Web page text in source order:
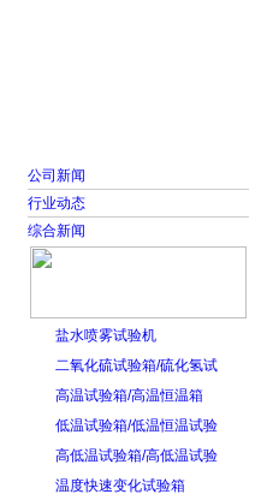
公司新闻
行业动态
综合新闻
盐水喷雾试验机
二氧化硫试验箱/硫化氢试
高温试验箱/高温恒温箱
低温试验箱/低温恒温试验
高低温试验箱/高低温试验
温度快速变化试验箱